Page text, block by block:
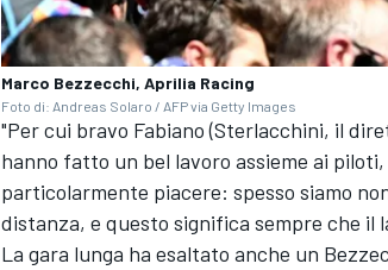
MONOMARCA
Marco Bezzecchi, Aprilia Racing
Foto di: Andreas Solaro / AFP via Getty Images
"Per cui bravo Fabiano (Sterlacchini, il
hanno fatto un bel lavoro assieme ai
particolarmente piacere: spesso siamo
distanza, e questo significa sempre che il
La gara lunga ha esaltato anche un